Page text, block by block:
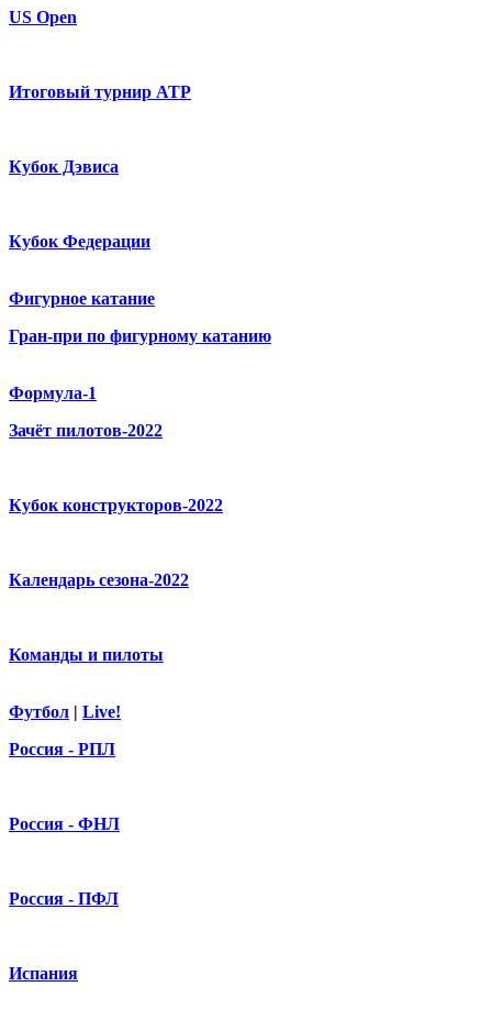
US Open
Итоговый турнир ATP
Кубок Дэвиса
Кубок Федерации
Фигурное катание
Гран-при по фигурному катанию
Формула-1
Зачёт пилотов-2022
Кубок конструкторов-2022
Календарь сезона-2022
Команды и пилоты
Футбол | Live!
Россия - РПЛ
Россия - ФНЛ
Россия - ПФЛ
Испания